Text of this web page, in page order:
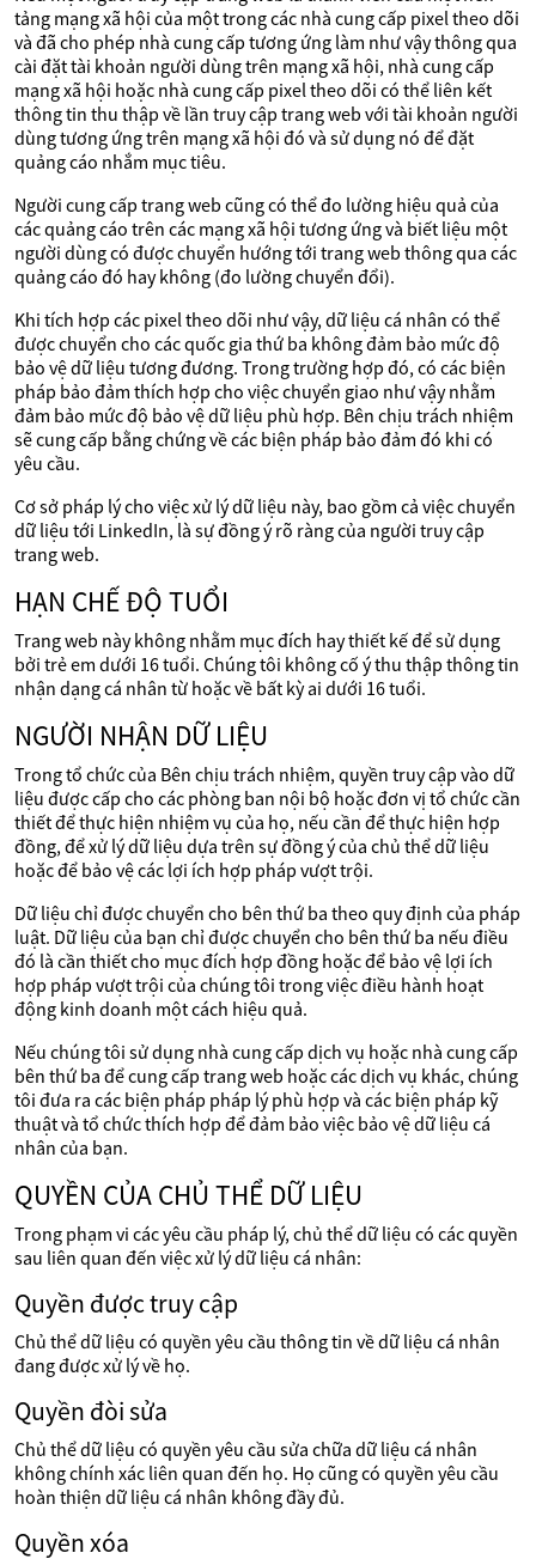
tảng mạng xã hội của một trong các nhà cung cấp pixel theo dõi
và đã cho phép nhà cung cấp tương ứng làm như vậy thông qua
cài đặt tài khoản người dùng trên mạng xã hội, nhà cung cấp
mạng xã hội hoặc nhà cung cấp pixel theo dõi có thể liên kết
thông tin thu thập về lần truy cập trang web với tài khoản người
dùng tương ứng trên mạng xã hội đó và sử dụng nó để đặt
quảng cáo nhắm mục tiêu.
Người cung cấp trang web cũng có thể đo lường hiệu quả của
các quảng cáo trên các mạng xã hội tương ứng và biết liệu một
người dùng có được chuyển hướng tới trang web thông qua các
quảng cáo đó hay không (đo lường chuyển đổi).
Khi tích hợp các pixel theo dõi như vậy, dữ liệu cá nhân có thể
được chuyển cho các quốc gia thứ ba không đảm bảo mức độ
bảo vệ dữ liệu tương đương. Trong trường hợp đó, có các biện
pháp bảo đảm thích hợp cho việc chuyển giao như vậy nhằm
đảm bảo mức độ bảo vệ dữ liệu phù hợp. Bên chịu trách nhiệm
sẽ cung cấp bằng chứng về các biện pháp bảo đảm đó khi có
yêu cầu.
Cơ sở pháp lý cho việc xử lý dữ liệu này, bao gồm cả việc chuyển
dữ liệu tới LinkedIn, là sự đồng ý rõ ràng của người truy cập
trang web.
HẠN CHẾ ĐỘ TUỔI
Trang web này không nhằm mục đích hay thiết kế để sử dụng
bởi trẻ em dưới 16 tuổi. Chúng tôi không cố ý thu thập thông tin
nhận dạng cá nhân từ hoặc về bất kỳ ai dưới 16 tuổi.
NGƯỜI NHẬN DỮ LIỆU
Trong tổ chức của Bên chịu trách nhiệm, quyền truy cập vào dữ
liệu được cấp cho các phòng ban nội bộ hoặc đơn vị tổ chức cần
thiết để thực hiện nhiệm vụ của họ, nếu cần để thực hiện hợp
đồng, để xử lý dữ liệu dựa trên sự đồng ý của chủ thể dữ liệu
hoặc để bảo vệ các lợi ích hợp pháp vượt trội.
Dữ liệu chỉ được chuyển cho bên thứ ba theo quy định của pháp
luật. Dữ liệu của bạn chỉ được chuyển cho bên thứ ba nếu điều
đó là cần thiết cho mục đích hợp đồng hoặc để bảo vệ lợi ích
hợp pháp vượt trội của chúng tôi trong việc điều hành hoạt
động kinh doanh một cách hiệu quả.
Nếu chúng tôi sử dụng nhà cung cấp dịch vụ hoặc nhà cung cấp
bên thứ ba để cung cấp trang web hoặc các dịch vụ khác, chúng
tôi đưa ra các biện pháp pháp lý phù hợp và các biện pháp kỹ
thuật và tổ chức thích hợp để đảm bảo việc bảo vệ dữ liệu cá
nhân của bạn.
QUYỀN CỦA CHỦ THỂ DỮ LIỆU
Trong phạm vi các yêu cầu pháp lý, chủ thể dữ liệu có các quyền
sau liên quan đến việc xử lý dữ liệu cá nhân:
Quyền được truy cập
Chủ thể dữ liệu có quyền yêu cầu thông tin về dữ liệu cá nhân
đang được xử lý về họ.
Quyền đòi sửa
Chủ thể dữ liệu có quyền yêu cầu sửa chữa dữ liệu cá nhân
không chính xác liên quan đến họ. Họ cũng có quyền yêu cầu
hoàn thiện dữ liệu cá nhân không đầy đủ.
Quyền xóa